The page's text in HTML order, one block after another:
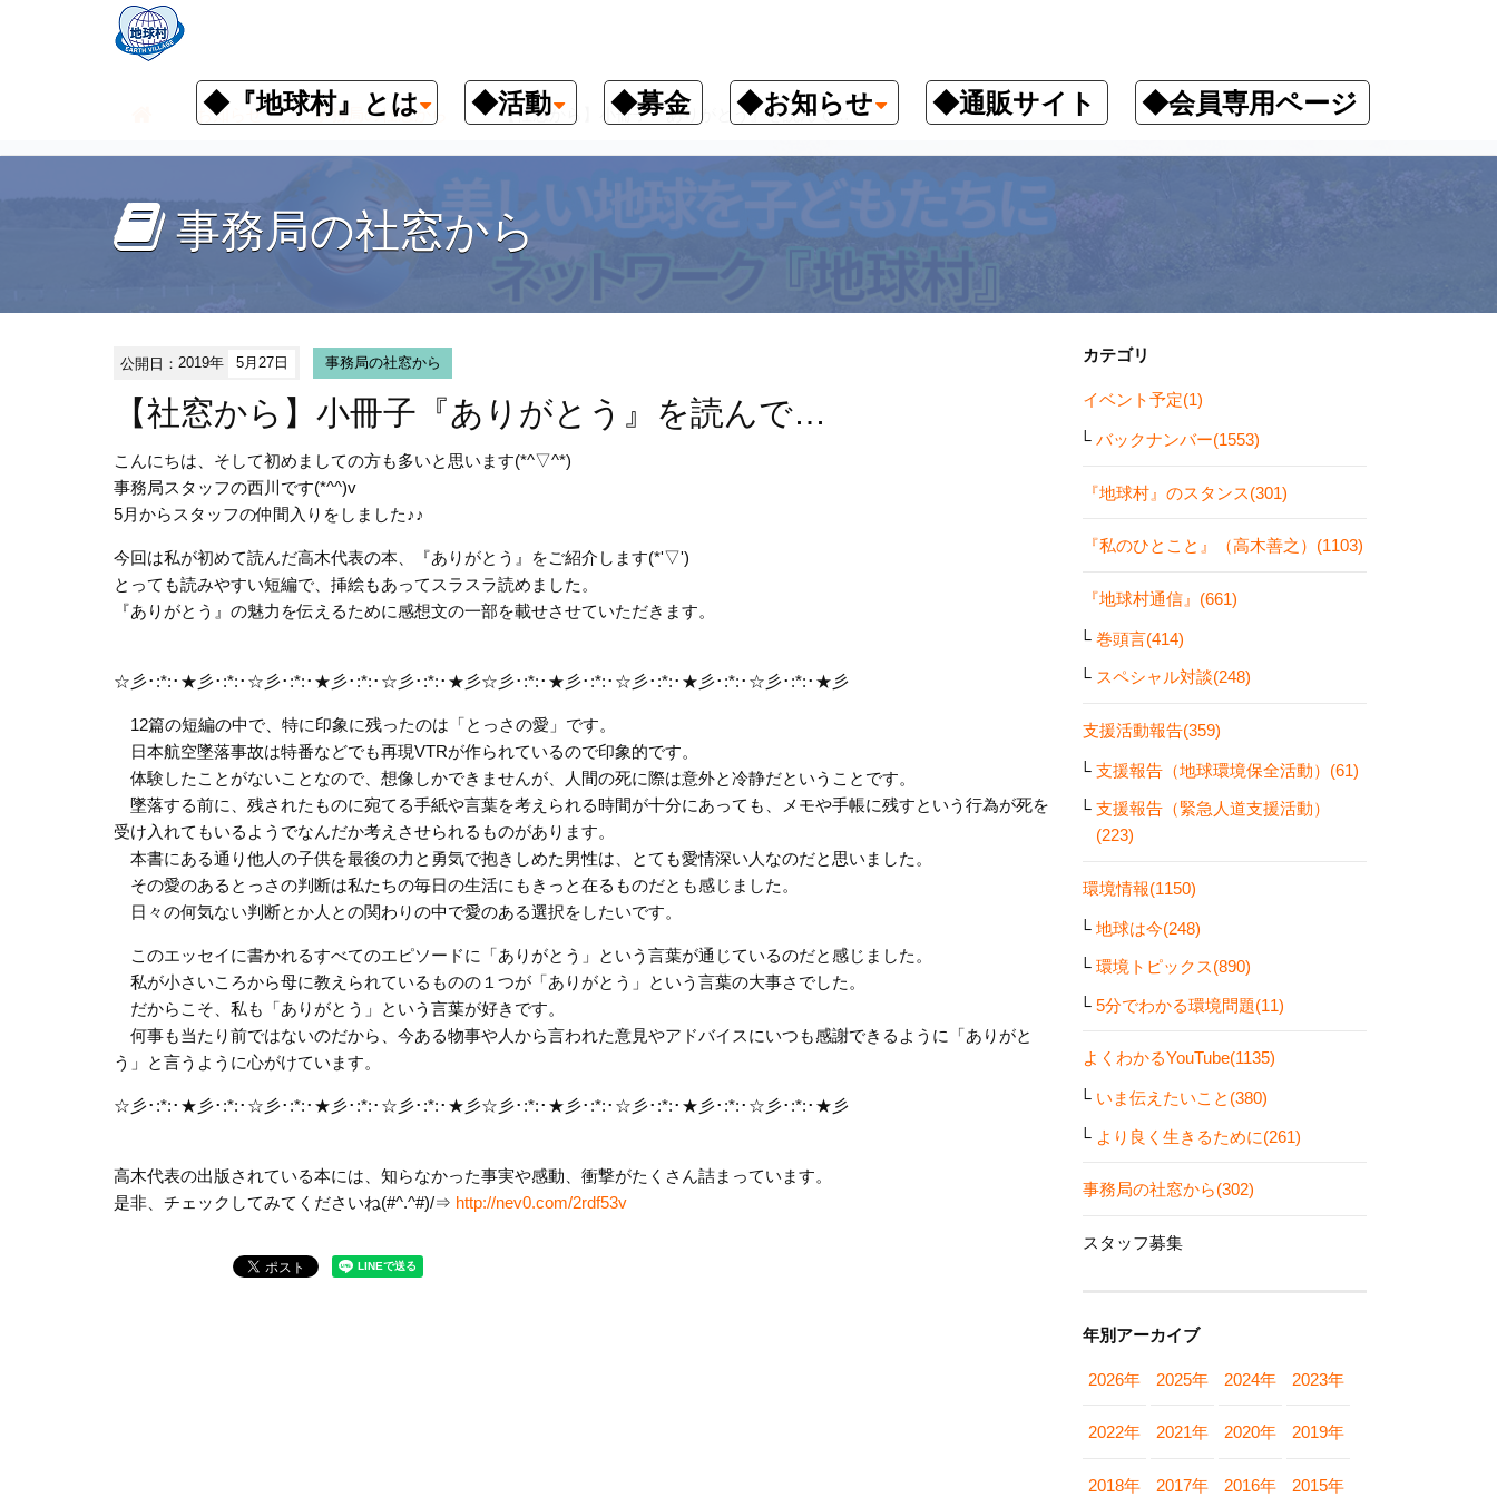
◆『地球村』とは ◆活動 ◆募金 ◆お知らせ ◆通販サイト ◆会員専用ページ
お知らせ 事務局の社窓から 【社窓から】小冊子『ありがとう』を読んで…
事務局の社窓から
公開日：2019年 5月27日 事務局の社窓から
【社窓から】小冊子『ありがとう』を読んで…
こんにちは、そして初めましての方も多いと思います(*^▽^*)
事務局スタッフの西川です(*^^)v
5月からスタッフの仲間入りをしました♪♪
今回は私が初めて読んだ高木代表の本、『ありがとう』をご紹介します(*'▽')
とっても読みやすい短編で、挿絵もあってスラスラ読めました。
『ありがとう』の魅力を伝えるために感想文の一部を載せさせていただきます。
☆彡･:*:･★彡･:*:･☆彡･:*:･★彡･:*:･☆彡･:*:･★彡☆彡･:*:･★彡･:*:･☆彡･:*:･★彡･:*:･☆彡･:*:･★彡
12篇の短編の中で、特に印象に残ったのは「とっさの愛」です。
日本航空墜落事故は特番などでも再現VTRが作られているので印象的です。
体験したことがないことなので、想像しかできませんが、人間の死に際は意外と冷静だということです。
墜落する前に、残されたものに宛てる手紙や言葉を考えられる時間が十分にあっても、メモや手帳に残すという行為が死を
受け入れてもいるようでなんだか考えさせられるものがあります。
本書にある通り他人の子供を最後の力と勇気で抱きしめた男性は、とても愛情深い人なのだと思いました。
その愛のあるとっさの判断は私たちの毎日の生活にもきっと在るものだとも感じました。
日々の何気ない判断とか人との関わりの中で愛のある選択をしたいです。
このエッセイに書かれるすべてのエピソードに「ありがとう」という言葉が通じているのだと感じました。
私が小さいころから母に教えられているものの１つが「ありがとう」という言葉の大事さでした。
だからこそ、私も「ありがとう」という言葉が好きです。
何事も当たり前ではないのだから、今ある物事や人から言われた意見やアドバイスにいつも感謝できるように「ありがと
う」と言うように心がけています。
☆彡･:*:･★彡･:*:･☆彡･:*:･★彡･:*:･☆彡･:*:･★彡☆彡･:*:･★彡･:*:･☆彡･:*:･★彡･:*:･☆彡･:*:･★彡
高木代表の出版されている本には、知らなかった事実や感動、衝撃がたくさん詰まっています。
是非、チェックしてみてくださいね(#^.^#)/⇒ http://nev0.com/2rdf53v
カテゴリ
イベント予定(1)
バックナンバー(1553)
『地球村』のスタンス(301)
『私のひとこと』（高木善之）(1103)
『地球村通信』(661)
巻頭言(414)
スペシャル対談(248)
支援活動報告(359)
支援報告（地球環境保全活動）(61)
支援報告（緊急人道支援活動）
(223)
環境情報(1150)
地球は今(248)
環境トピックス(890)
5分でわかる環境問題(11)
よくわかるYouTube(1135)
いま伝えたいこと(380)
より良く生きるために(261)
事務局の社窓から(302)
スタッフ募集
年別アーカイブ
2026年 2025年 2024年 2023年
2022年 2021年 2020年 2019年
2018年 2017年 2016年 2015年